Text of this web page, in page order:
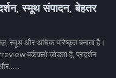
स्मूथ संपादन, बेहतर
स्मूथ और अधिक परिष्कृत बनाता है।
वर्कफ़्लो जोड़ता है, प्रदर्शन